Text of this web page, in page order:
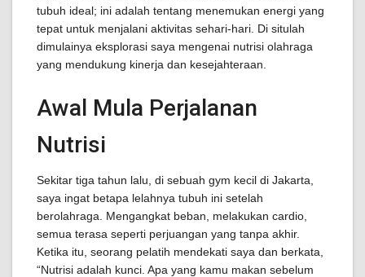
tubuh ideal; ini adalah tentang menemukan energi yang
tepat untuk menjalani aktivitas sehari-hari. Di situlah
dimulainya eksplorasi saya mengenai nutrisi olahraga
yang mendukung kinerja dan kesejahteraan.
Awal Mula Perjalanan
Nutrisi
Sekitar tiga tahun lalu, di sebuah gym kecil di Jakarta,
saya ingat betapa lelahnya tubuh ini setelah
berolahraga. Mengangkat beban, melakukan cardio,
semua terasa seperti perjuangan yang tanpa akhir.
Ketika itu, seorang pelatih mendekati saya dan berkata,
“Nutrisi adalah kunci. Apa yang kamu makan sebelum